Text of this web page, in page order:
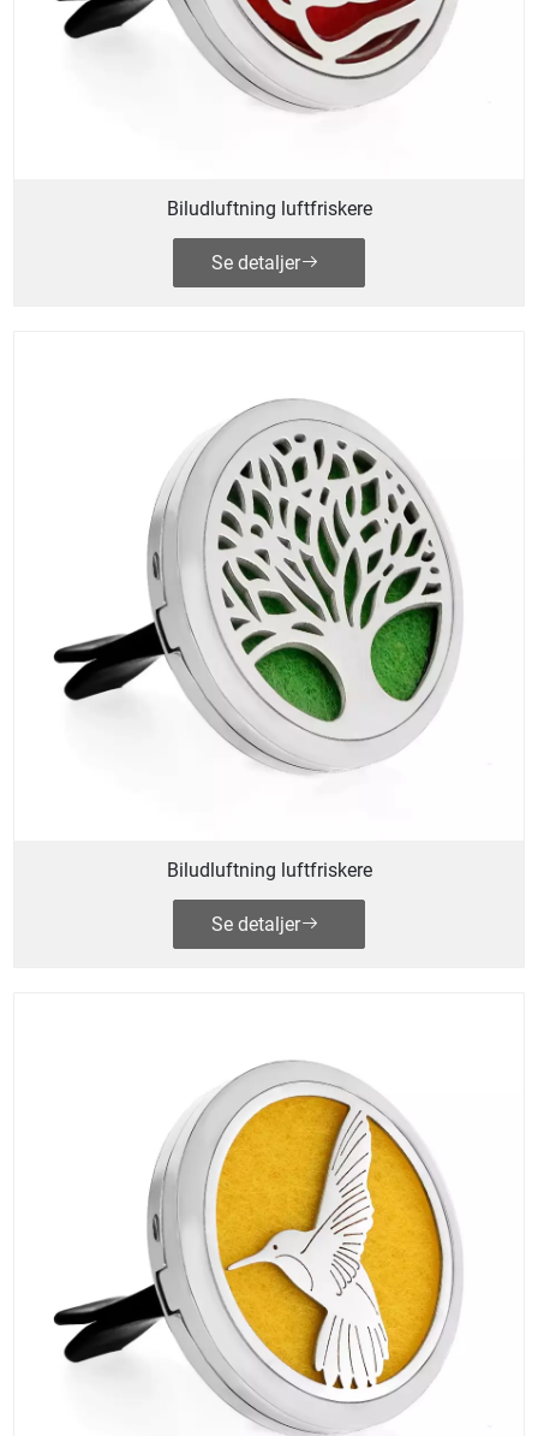
Biludluftning luftfriskere
Se detaljer
Biludluftning luftfriskere
Se detaljer